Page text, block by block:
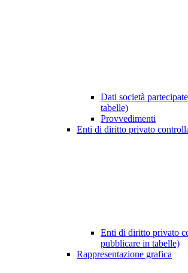
Dati società
tabelle)
Provvedimenti
Enti di diritto privato
Enti di diritto privato
pubblicare in tabelle)
Rappresentazione grafica